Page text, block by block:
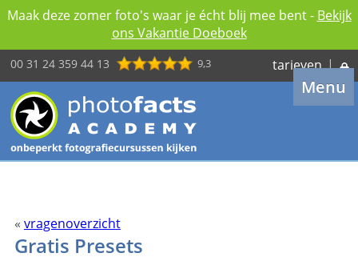
Maak deze zomer foto's waar je écht blij mee bent - Bekijk
ons Vakantie Doeboek
00 31 24 359 44 13 9,3 tarieven |
Menu
« vragenoverzicht
Gratis Presets